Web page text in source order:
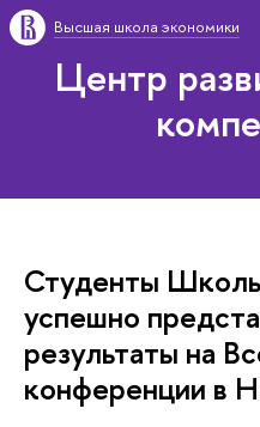
Высшая школа экономики
Центр
Студенты
успешно
результаты на
конференции в